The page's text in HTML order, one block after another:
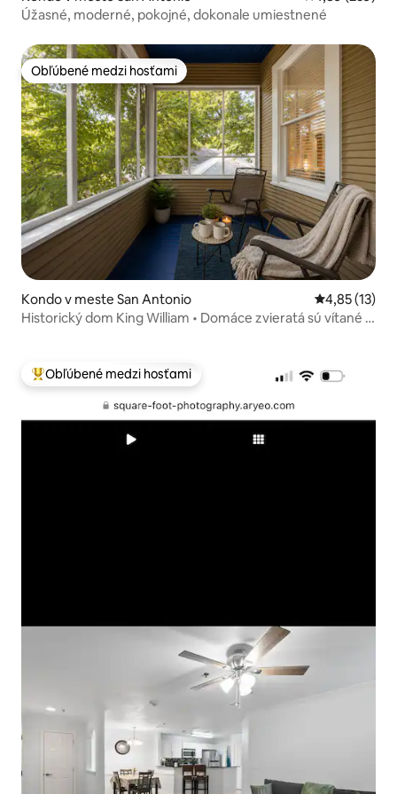
Úžasné, moderné, pokojné, dokonale umiestnené
Obľúbené medzi hosťami
Obľúbené medzi hosťami
Kondo v meste San Antonio Priemerné
4,85 (13)
Historický dom King William • Domáce zvieratá sú vítané •
Najobľúbenejšie medzi hosťami
Obľúbené medzi hosťami